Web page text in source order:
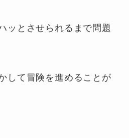
ッとさせられるまで問題
して冒険を進めることが